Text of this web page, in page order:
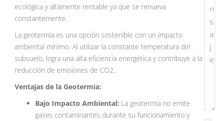
ecológica y altamente rentable ya que se renueva
constantemente.
La geotermia es una opción sostenible con un impacto
ambiental mínimo. Al utilizar la constante temperatura del
subsuelo, logra una alta eficiencia energética y contribuye a la
reducción de emisiones de CO2.
Ventajas de la Geotermia:
Bajo Impacto Ambiental: La geotermia no emite
gases contaminantes durante su funcionamiento y